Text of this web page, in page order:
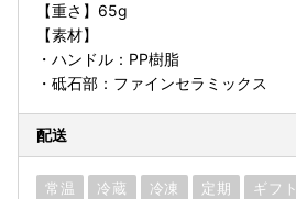
【重さ】65g
【素材】
・ハンドル：PP樹脂
・砥石部：ファインセラミックス
配送
常温 冷蔵 冷凍 定期 ギフト